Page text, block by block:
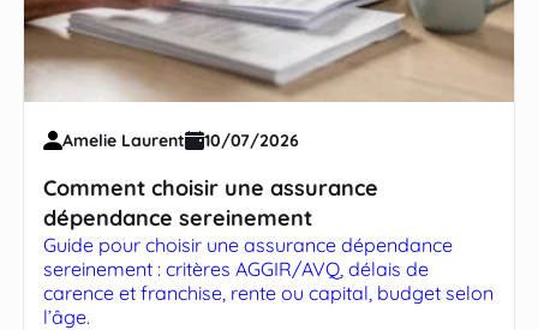
Amelie Laurent 10/07/2026
Comment choisir une assurance
dépendance sereinement
Guide pour choisir une assurance dépendance
sereinement : critères AGGIR/AVQ, délais de
carence et franchise, rente ou capital, budget selon
l’âge.